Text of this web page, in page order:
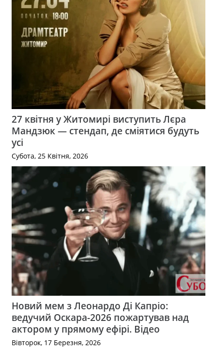
27 квітня у Житомирі виступить Лєра
Мандзюк — стендап, де сміятися будуть
усі
Субота, 25 Квітня, 2026
Новий мем з Леонардо Ді Капріо:
ведучий Оскара-2026 пожартував над
актором у прямому ефірі. Відео
Вівторок, 17 Березня, 2026